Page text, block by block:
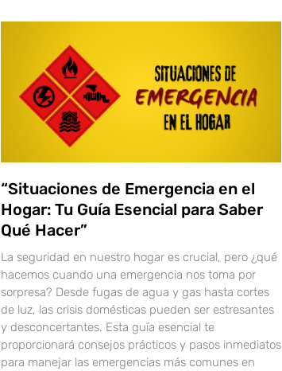
“Situaciones de Emergencia en el
Hogar: Tu Guía Esencial para Saber
Qué Hacer”
La seguridad en nuestro hogar es crucial, pero ¿qué
hacemos cuando una emergencia nos toma por
sorpresa? Desde fugas de agua y gas hasta cortes
de luz, las crisis domésticas pueden ser estresantes
y desconcertantes. Esta guía esencial te
proporcionará consejos prácticos y pasos inmediatos
para manejar las emergencias más comunes en